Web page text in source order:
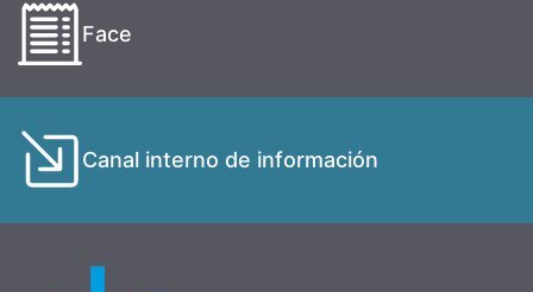
Face
Canal interno de información